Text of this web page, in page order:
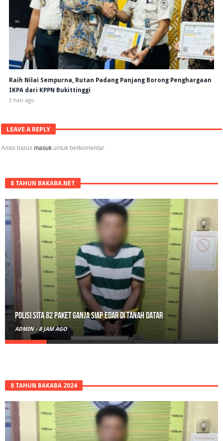
Raih Nilai Sempurna, Rutan Padang Panjang Borong Penghargaan
IKPA dari KPPN Bukittinggi
2 hari ago
LEAVE A REPLY
Anda harusmasuk untuk berkomentar.
8 TAHUN BAKABA.NET
RPL Prodi HTN UIN Mahmud Yunus Batusangkar Diminati Polri, TNI,
hingga Wali Nagari
ADMIN - 1 HARI AGO
8 TAHUN BAKABA 2024